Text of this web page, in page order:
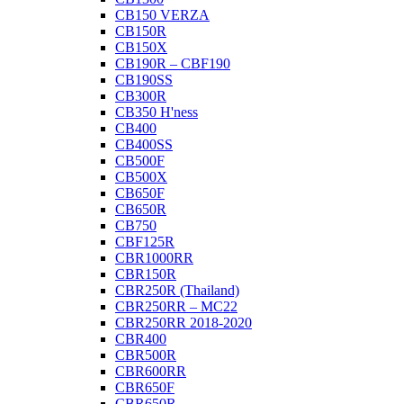
CB150 VERZA
CB150R
CB150X
CB190R – CBF190
CB190SS
CB300R
CB350 H'ness
CB400
CB400SS
CB500F
CB500X
CB650F
CB650R
CB750
CBF125R
CBR1000RR
CBR150R
CBR250R (Thailand)
CBR250RR – MC22
CBR250RR 2018-2020
CBR400
CBR500R
CBR600RR
CBR650F